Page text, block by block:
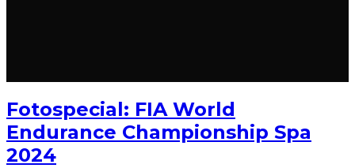
Fotospecial: FIA World
Endurance Championship Spa
2024